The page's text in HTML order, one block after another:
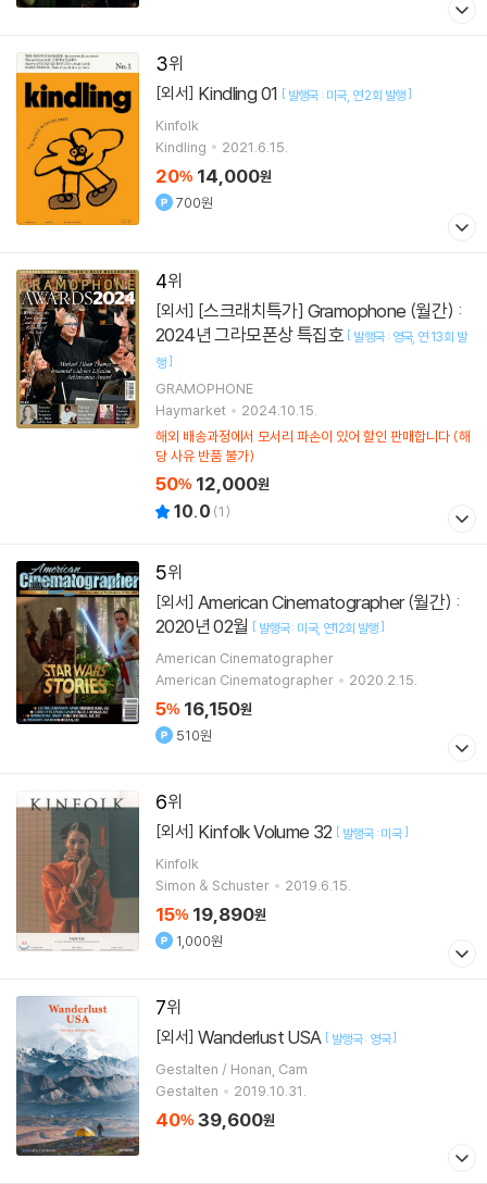
3
[외서] Kindling 01 [ 발행국 : 미국 연 2회 발행]
Kinfolk
Kindling
2021.6.15.
20% 14,000원
700원
4
[외서]
2024년 그라모폰상 특집호 [ 발행국 : 영국 연 13회 발
행]
GRAMOPHONE
Haymarket
2024.10.15.
해외 배송과정에서 모서리 파손이 있어 할인 판매합니다 (해
당 사유 반품 불가)
50% 12,000원
10.0 (1)
5
[외서]
2020년 02월 [ 발행국 : 미국 연12회 발행]
American Cinematographer
American Cinematographer
2020.2.15.
5% 16,150원
510원
6
[외서] Kinfolk Volume 32 [ 발행국 : 미국]
Kinfolk
Simon & Schuster
2019.6.15.
15% 19,890원
1,000원
7
[외서] Wanderlust USA [ 발행국 : 영국]
Gestalten / Honan, Cam
Gestalten
2019.10.31.
40% 39,600원